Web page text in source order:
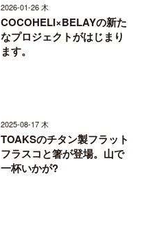
2026-01-26 木
COCOHELI×BELAYの新た
なプロジェクトがはじまり
ます。
2025-08-17 木
TOAKSのチタン製フラット
フラスコと箸が登場。山で
一杯いかが?